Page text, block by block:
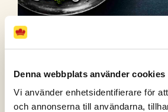
Denna webbplats använder cookies
Vi använder enhetsidentifierare för
och annonserna till användarna,
Thailändska
(11 röster)